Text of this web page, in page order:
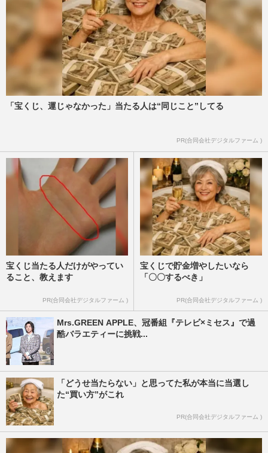
「宝くじ、運じゃなかった」当たる人は“同じこと”してる
PR(合同会社デジタルファーム )
宝くじ当たる人だけがやってい
ること、教えます
PR(合同会社デジタルファーム )
宝くじで貯金増やしたいなら
「〇〇するべき」
PR(合同会社デジタルファーム )
Mrs.GREEN APPLE、冠番組『テレビ×ミセス』で過
酷バラエティーに挑戦...
「どうせ当たらない」と思ってた私が本当に当選し
た“買い方”がこれ
PR(合同会社デジタルファーム )